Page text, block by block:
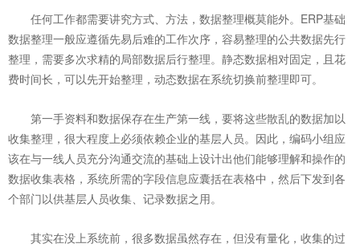
任何工作都需要讲究方式、方法，数据整理概莫能外。ERP基础
数据整理一般应遵循先易后难的工作次序，容易整理的公共数据先行
整理，需要多次求精的局部数据后行整理。静态数据相对固定，且花
费时间长，可以先开始整理，动态数据在系统切换前整理即可。
第一手资料和数据保存在生产第一线，要将这些散乱的数据加以
收集整理，很大程度上必须依赖企业的基层人员。因此，编码小组应
该在与一线人员充分沟通交流的基础上设计出他们能够理解和操作的
数据收集表格，系统所需的字段信息应囊括在表格中，然后下发到各
个部门以供基层人员收集、记录数据之用。
其实在没上系统前，很多数据虽然存在，但没有量化，收集的过